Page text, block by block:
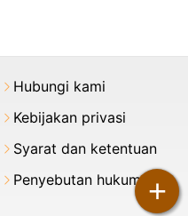
+
Hubungi kami
Kebijakan privasi
Syarat dan ketentuan
Penyebutan hukum